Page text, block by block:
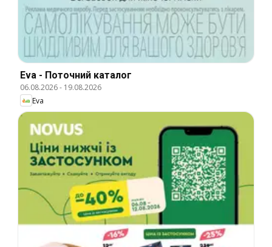
Eva - Поточний каталог
06.08.2026- 19.08.2026
Eva